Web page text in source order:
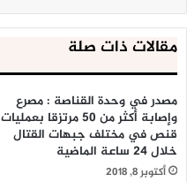
مقالات ذات صلة
مصدر في وحدة القناصة : مصرع
وإصابة أكثر من 50 مرتزقا بعمليات
قنص في مختلف جبهات القتال
خلال 24 ساعة الماضية
أكتوبر 8, 2018